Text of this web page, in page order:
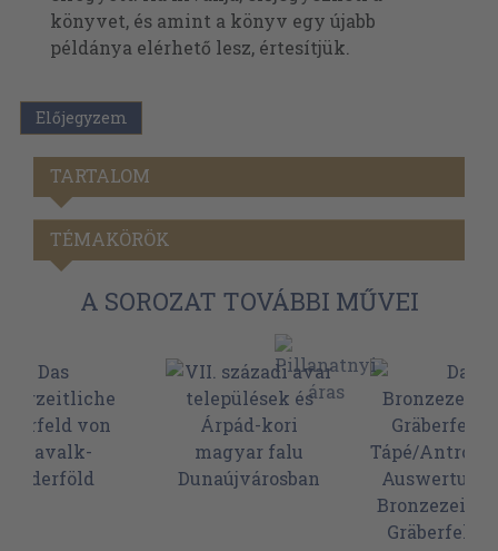
könyvet, és amint a könyv egy újabb
példánya elérhető lesz, értesítjük.
Előjegyzem
TARTALOM
TÉMAKÖRÖK
A SOROZAT TOVÁBBI MŰVEI